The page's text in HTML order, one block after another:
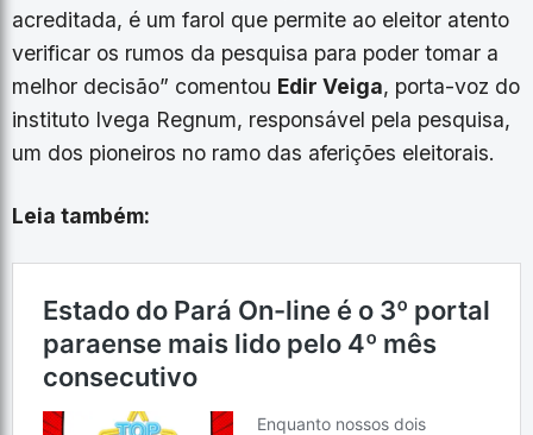
acreditada, é um farol que permite ao eleitor atento
verificar os rumos da pesquisa para poder tomar a
melhor decisão” comentou Edir Veiga, porta-voz do
instituto Ivega Regnum, responsável pela pesquisa,
um dos pioneiros no ramo das aferições eleitorais.
Leia também: